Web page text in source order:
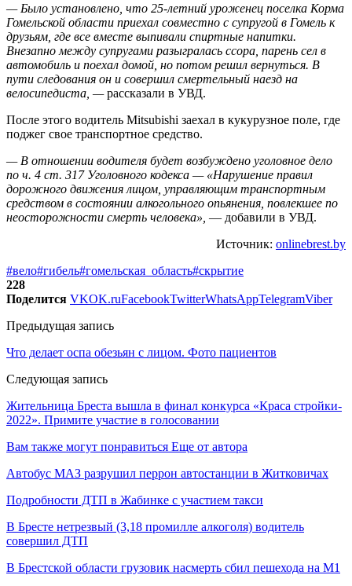
— Было установлено, что 25-летний уроженец поселка Корма
Гомельской области приехал совместно с супругой в Гомель к
друзьям, где все вместе выпивали спиртные напитки.
Внезапно между супругами разыгралась ссора, парень сел в
автомобиль и поехал домой, но потом решил вернуться. В
пути следования он и совершил смертельный наезд на
велосипедиста, —рассказали в УВД.
После этого водитель Mitsubishi заехал в кукурузное поле, где
поджег свое транспортное средство.
— В отношении водителя будет возбуждено уголовное дело
по ч. 4 ст. 317 Уголовного кодекса — «Нарушение правил
дорожного движения лицом, управляющим транспортным
средством в состоянии алкогольного опьянения, повлекшее по
неосторожности смерть человека», — добавили в УВД.
Источник: onlinebrest.by
#вело#гибель#гомельская_область#скрытие
228
Поделится VKOK.ruFacebookTwitterWhatsAppTelegramViber
Предыдущая запись
Что делает оспа обезьян с лицом. Фото пациентов
Следующая запись
Жительница Бреста вышла в финал конкурса «Краса стройки-
2022». Примите участие в голосовании
Вам также могут понравиться Еще от автора
Автобус МАЗ разрушил перрон автостанции в Житковичах
Подробности ДТП в Жабинке с участием такси
В Бресте нетрезвый (3,18 промилле алкоголя) водитель
совершил ДТП
В Брестской области грузовик насмерть сбил пешехода на М1